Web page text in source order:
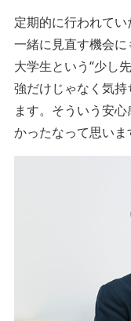
定期的に行われて
一緒に見直す機会に
大学生という“少し
強だけじゃなく気
ます。そういう安
かったなって思いま